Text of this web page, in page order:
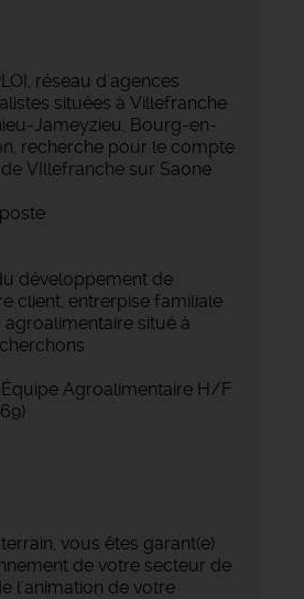
réseau d'agences
situées à Villefranche
Jameyzieu, Bourg-en-
recherche pour le compte
VIllefranche sur Saone
développement de
client, entrerpise familiale
situé à
Agroalimentaire H/F
vous êtes garant(e)
de votre secteur de
l'animation de votre